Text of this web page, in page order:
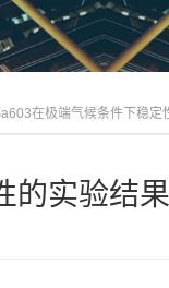
在极端气候条件下稳定
的实验结果